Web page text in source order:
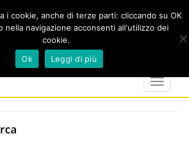
marker
calendar
Toggle
i cookie, anche di terze parti: cliccando su OK
nella navigazione acconsenti all'utilizzo dei
cookie.
Ok
Leggi di più